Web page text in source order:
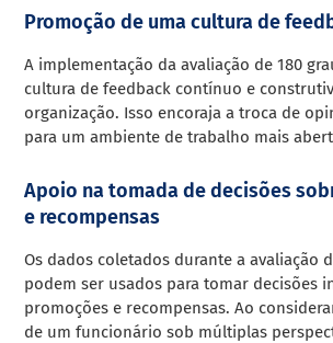
Promoção de uma cultura de
A implementação da avaliação de 180
cultura de feedback contínuo e
organização. Isso encoraja a troca de
para um ambiente de trabalho mais
Apoio na tomada de decisões
e recompensas
Os dados coletados durante a avaliação
podem ser usados para tomar decisões
promoções e recompensas. Ao
de um funcionário sob múltiplas